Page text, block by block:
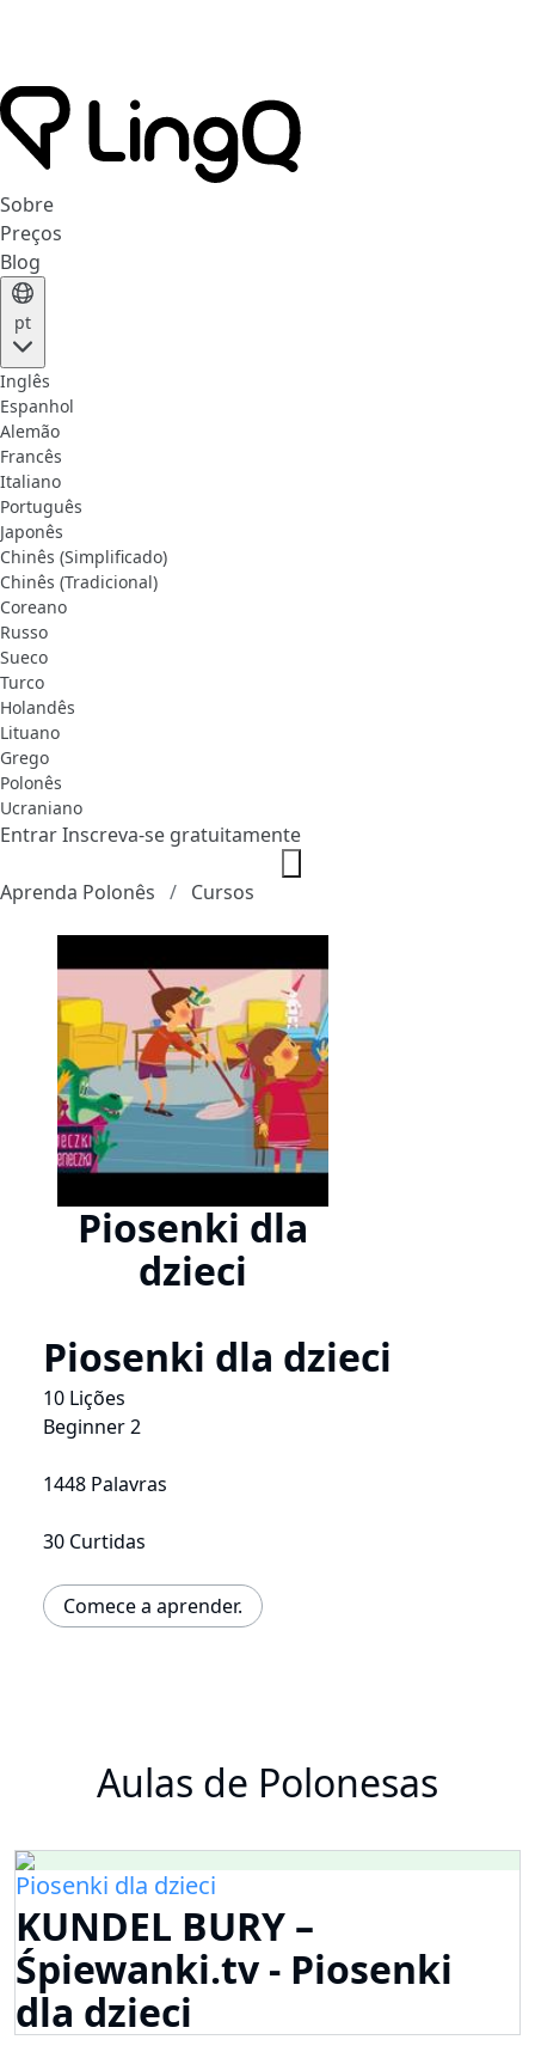
Sobre
Preços
Blog
pt
Inglês
Espanhol
Alemão
Francês
Italiano
Português
Japonês
Chinês (Simplificado)
Chinês (Tradicional)
Coreano
Russo
Sueco
Turco
Holandês
Lituano
Grego
Polonês
Ucraniano
EntrarInscreva-se gratuitamente
Aprenda Polonês Cursos
Piosenki dla
dzieci
Piosenki dla dzieci
10 Lições
Beginner 2
1448 Palavras
30 Curtidas
Comece a aprender.
Aulas de Polonesas
Piosenki dla dzieci
KUNDEL BURY –
Śpiewanki.tv - Piosenki
dla dzieci